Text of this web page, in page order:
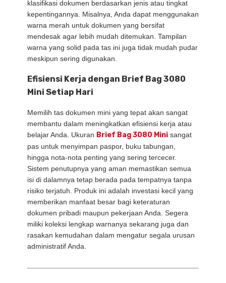
klasifikasi dokumen berdasarkan jenis atau tingkat
kepentingannya. Misalnya, Anda dapat menggunakan
warna merah untuk dokumen yang bersifat
mendesak agar lebih mudah ditemukan. Tampilan
warna yang solid pada tas ini juga tidak mudah pudar
meskipun sering digunakan.
Efisiensi Kerja dengan Brief Bag 3080
Mini Setiap Hari
Memilih tas dokumen mini yang tepat akan sangat
membantu dalam meningkatkan efisiensi kerja atau
belajar Anda. Ukuran Brief Bag 3080 Mini sangat
pas untuk menyimpan paspor, buku tabungan,
hingga nota-nota penting yang sering tercecer.
Sistem penutupnya yang aman memastikan semua
isi di dalamnya tetap berada pada tempatnya tanpa
risiko terjatuh. Produk ini adalah investasi kecil yang
memberikan manfaat besar bagi keteraturan
dokumen pribadi maupun pekerjaan Anda. Segera
miliki koleksi lengkap warnanya sekarang juga dan
rasakan kemudahan dalam mengatur segala urusan
administratif Anda.